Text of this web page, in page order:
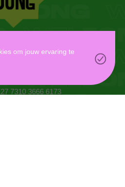
7310 3666 6173
om jouw ervaring te